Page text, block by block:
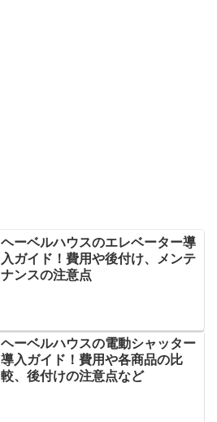
ヘーベルハウスのエレベーター導
入ガイド！費用や後付け、メンテ
ナンスの注意点
ヘーベルハウスの電動シャッター
導入ガイド！費用や各商品の比
較、後付けの注意点など